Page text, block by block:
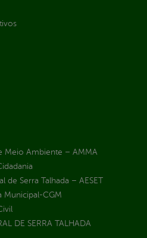
Meio Ambiente – AMMA
de Serra Talhada – AESET
Municipal-CGM
DE SERRA TALHADA